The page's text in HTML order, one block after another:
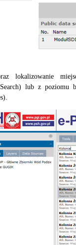
lokalizowanie
lub z poziomu